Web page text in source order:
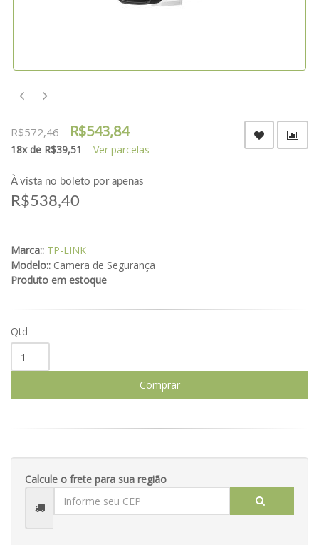
R$572,46 R$543,84
18x de R$39,51 Ver parcelas
À vista no boleto por apenas
R$538,40
Marca:: TP-LINK
Modelo:: Camera de Segurança
Produto em estoque
Qtd
Comprar
Calcule o frete para sua região